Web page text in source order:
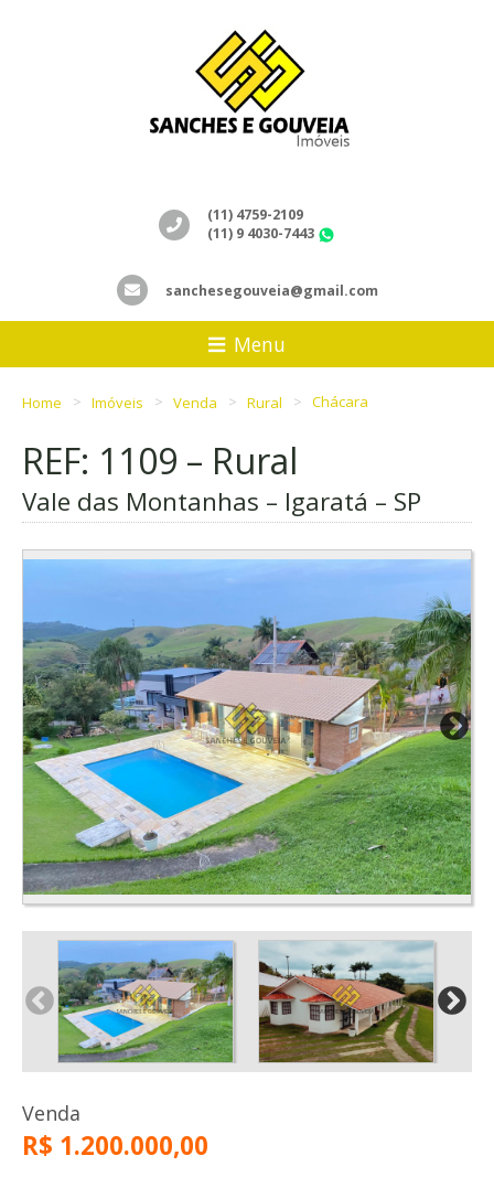
(11) 4759-2109
(11) 9 4030-7443
sanchesegouveia@gmail.com
Menu
Home Imóveis Venda Rural Chácara
REF: 1109 – Rural
Vale das Montanhas – Igaratá – SP
Venda
R$ 1.200.000,00